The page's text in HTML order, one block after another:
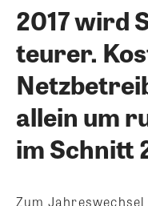
2017 wird
teurer.
allein um
im Schnitt
Zum